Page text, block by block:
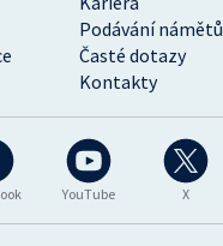
YouTube X
Podávání námětů
Časté dotazy
Kontakty